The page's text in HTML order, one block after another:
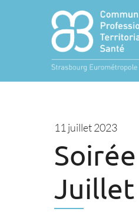
11 juillet 2023
Juillet